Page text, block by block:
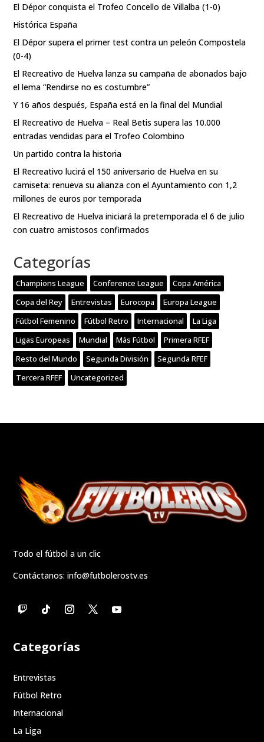
El Dépor conquista el Trofeo Concello de Villalba (1-0)
Histórica España
El Dépor supera el primer test contra un peleón Compostela
(0-4)
El Recreativo de Huelva lanza su campaña de abonados bajo
el lema “Rendirse no es costumbre”
Y 16 años después, España está en la final del Mundial
El Recreativo de Huelva – Real Betis supera las 10.000
entradas vendidas para el Trofeo Colombino
Un partido contra la historia
El Recreativo lucirá el 150 aniversario de Huelva en su
camiseta: renueva su alianza con el Ayuntamiento con 1,2
millones de euros por temporada
El Recreativo de Huelva iniciará la pretemporada el 6 de julio
con cuatro amistosos confirmados
Categorías
Champions League Conference League
Copa América
Copa del Rey
Entrevistas Eurocopa
Europa League
Fútbol Femenino
Fútbol Retro Internacional
La Liga
Ligas Europeas
Mundial Más Fútbol
Primera RFEF
Resto del Mundo
Segunda División
Segunda RFEF
Tercera RFEF
Uncategorized
Todo el fútbol a un clic
Contáctanos:info@futbolerostv.es
Categorías
Entrevistas
Fútbol Retro
Internacional
La Liga